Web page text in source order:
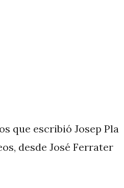
que escribió Josep Pla
desde José Ferrater